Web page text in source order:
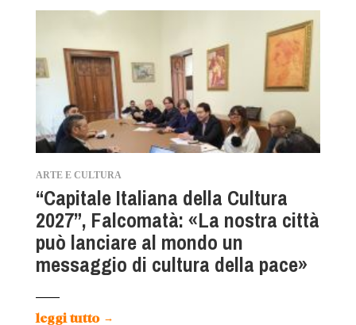
ARTE E CULTURA
“Capitale Italiana della Cultura
2027”, Falcomatà: «La nostra città
può lanciare al mondo un
messaggio di cultura della pace»
leggi tutto →